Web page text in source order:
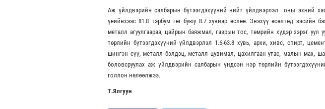
Аж үйлдвэрийн салбарын бүтээгдэхүүний нийт үйлдвэрлэл оны эхний
үеийнхээс 81.8 тэрбум төг буюу 8.7 хувиар өслөө. Энэхүү өсөлтөд зэсийн
металл агуулгаараа, цайрын баяжмал, газрын тос, төмрийн хүдэр зэрэг
төрлийн бүтээгдэхүүний үйлдвэрлэл 1.6-63.8 хувь, архи, хивс, спирт,
шингэн сүү, металл бэлдэц, металл цувимал, цахилгаан утас, малын мах,
боловсруулах аж үйлдвэрийн салбарын үндсэн нэр төрлийн
голлон нөлөөлжээ.
Т.Ялгуун